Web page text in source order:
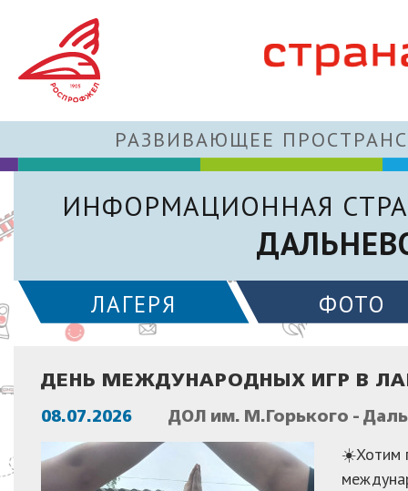
РАЗВИВАЮЩЕЕ
ИНФОРМАЦИОННАЯ
ЛАГЕРЯ ФОТО
ДЕНЬ МЕЖДУНАРОДНЫХ ИГР В
08.07.2026 ДОЛ им. М.Горького -
☀️Хотим